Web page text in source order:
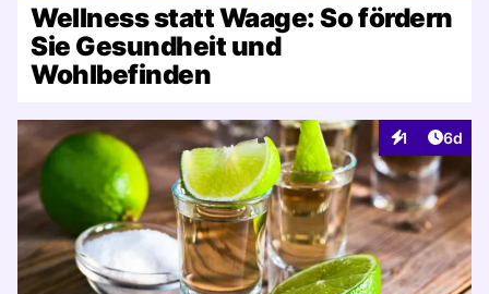
Wellness statt Waage: So fördern
Sie Gesundheit und
Wohlbefinden
1
Interaktionen
6d